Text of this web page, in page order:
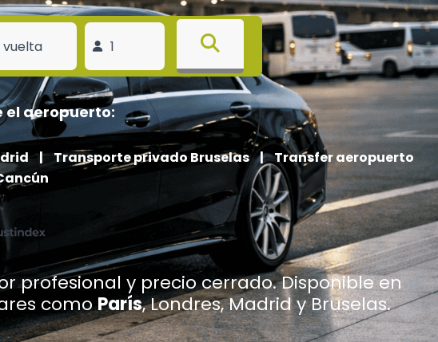
vuelta
el aeropuerto:
| Transporte privado Bruselas | Transfer aeropuerto
profesional y precio cerrado. Disponible en
comoParís, Londres, Madrid y Bruselas.